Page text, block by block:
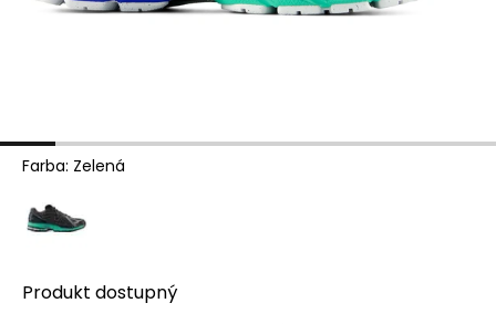
Farba: Zelená
Produkt dostupný